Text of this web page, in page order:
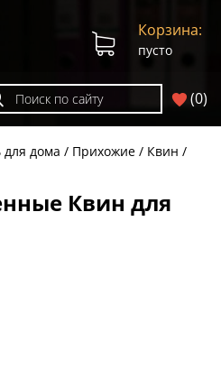
(0)
Корзина:
пусто
дома Прихожие
Квин
Квин для